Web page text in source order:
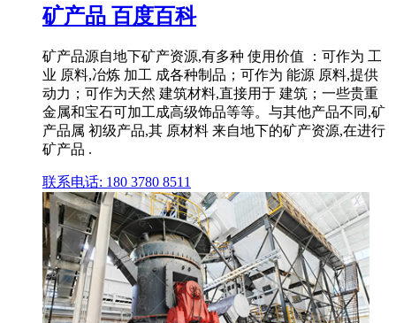
矿产品 百度百科
矿产品源自地下矿产资源,有多种 使用价值 ：可作为 工
业 原料,冶炼 加工 成各种制品；可作为 能源 原料,提供
动力；可作为天然 建筑材料,直接用于 建筑；一些贵重
金属和宝石可加工成高级饰品等等。与其他产品不同,矿
产品属 初级产品,其 原材料 来自地下的矿产资源,在进行
矿产品 .
联系电话: 180 3780 8511